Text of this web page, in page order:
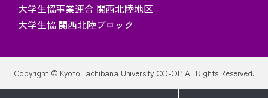
大学生協事業連合 関西北陸地区
大学生協 関西北陸ブロック
Copyright © Kyoto Tachibana University CO-OP All Rights Reserved.